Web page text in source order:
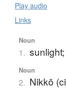
Play audio
Links
Noun
1.
Noun
2. Nikkō